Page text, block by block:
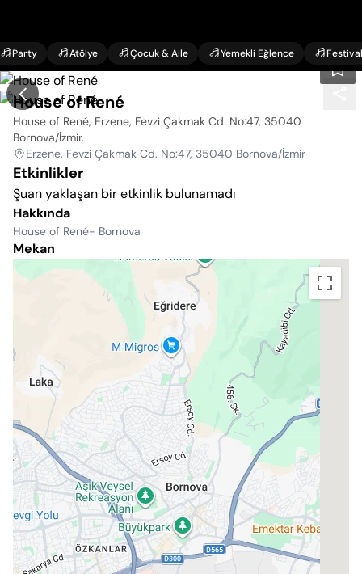
Party Atölye Çocuk & Aile Yemekli Eğlence Festival
House of René
House of René, Erzene, Fevzi Çakmak Cd. No:47, 35040
Bornova/İzmir.
Erzene, Fevzi Çakmak Cd. No:47, 35040 Bornova/İzmir
Etkinlikler
Şuan yaklaşan bir etkinlik bulunamadı
Hakkında
House of René- Bornova
Mekan